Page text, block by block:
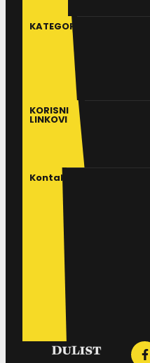
KATEGORIJE
KORISNI
LINKOVI
Kontakt